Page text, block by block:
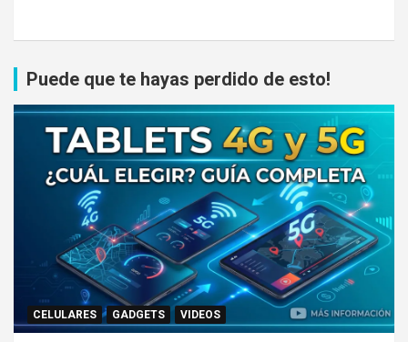
Puede que te hayas perdido de esto!
CELULARES GADGETS VIDEOS